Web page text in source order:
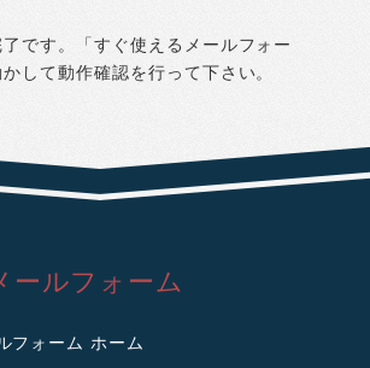
です。「すぐ使えるメールフォー
して動作確認を行って下さい。
ールフォーム
フォーム ホーム